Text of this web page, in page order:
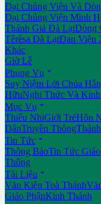
Đại Chủng Viện Và
Đại Chủng Viện Minh
Thánh Giá Đà LạtDòng
Têrêsa Đà LạtĐan Viện
Khác
Giờ Lễ
Phụng Vụ 
Suy Niệm Lời Chúa
HữuNghi Thức Và
Mục Vụ 
Thiếu NhiGiới TrẻHôn
DânTruyền Thông
Tin Tức 
Thông BáoTin Tức Giáo
Thông
Tài Liệu 
Văn Kiện Toà Thánh
Giáo PhậnKinh Thánh